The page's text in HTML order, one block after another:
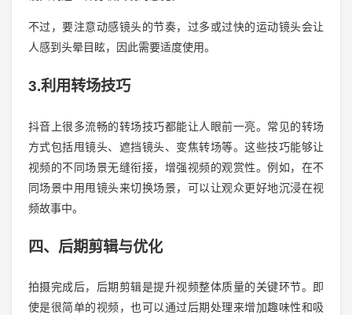
不过，要注意动感镜头的节奏，过多或过快的运动镜头会让
人感到头晕目眩，因此需要适度使用。
3.利用转场技巧
抖音上很多流畅的转场技巧都能让人眼前一亮。常见的转场
方式包括甩镜头、遮挡镜头、变焦转场等。这些技巧能够让
视频的不同场景无缝衔接，增强视频的观赏性。例如，在不
同场景中用甩镜头来切换场景，可以让观众更好地沉浸在视
频故事中。
四、后期剪辑与优化
拍摄完成后，后期剪辑是提升视频整体质量的关键环节。即
使是很简单的视频，也可以通过后期处理来增加趣味性和吸